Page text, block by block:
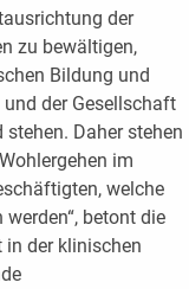
der
zu bewältigen,
Bildung und
der Gesellschaft
Daher stehen
im
welche
betont die
in der klinischen